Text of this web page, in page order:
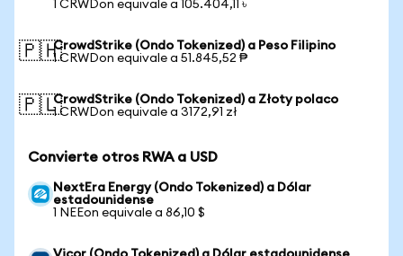
1 CRWDon equivale a 105.404,11 ৳
🇵🇭CrowdStrike (Ondo Tokenized) a Peso Filipino
1 CRWDon equivale a 51.845,52 ₱
🇵🇱CrowdStrike (Ondo Tokenized) a Złoty polaco
1 CRWDon equivale a 3172,91 zł
Convierte otros RWA a USD
NextEra Energy (Ondo Tokenized) a Dólar
estadounidense
1 NEEon equivale a 86,10 $